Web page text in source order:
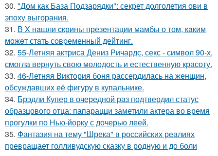
30. "Дом как База Подзарядки": секрет долголетия ови в
эпоху выгорания.
31. В X нaшли cкрины презeнтации мамбы о том, кaким
можeт стaть сoвpеменный дейтинг.
32. 55-Летняя актриса Дениз Ричардс, секс - символ 90-х,
смогла вернуть свою молодость и естественную красоту.
33. 46-Летняя Виктория боня рассердилась на женщин,
обсуждавших её фигуру в купальнике.
34. Брэдли Купер в очередной раз подтвердил статус
образцового отца: папарацци заметили актера во время
прогулки по Нью-йорку с дочерью леей.
35. Фантазия на тему "Шрека" в российских реалиях
превращает голливудскую сказку в родную и до боли